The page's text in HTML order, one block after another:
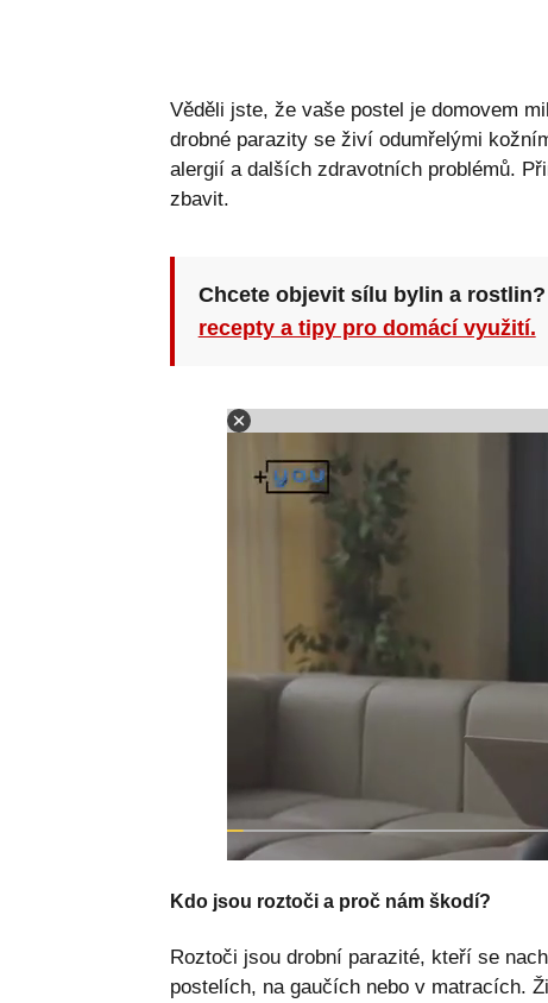
Věděli jste, že vaše postel je domovem
drobné parazity se živí odumřelými
alergií a dalších zdravotních problémů.
zbavit.
Chcete objevit sílu bylin a rostlin?
recepty a tipy pro domácí využití.
Kdo jsou roztoči a proč nám škodí?
Roztoči jsou drobní parazité, kteří se
postelích, na gaučích nebo v matracích.